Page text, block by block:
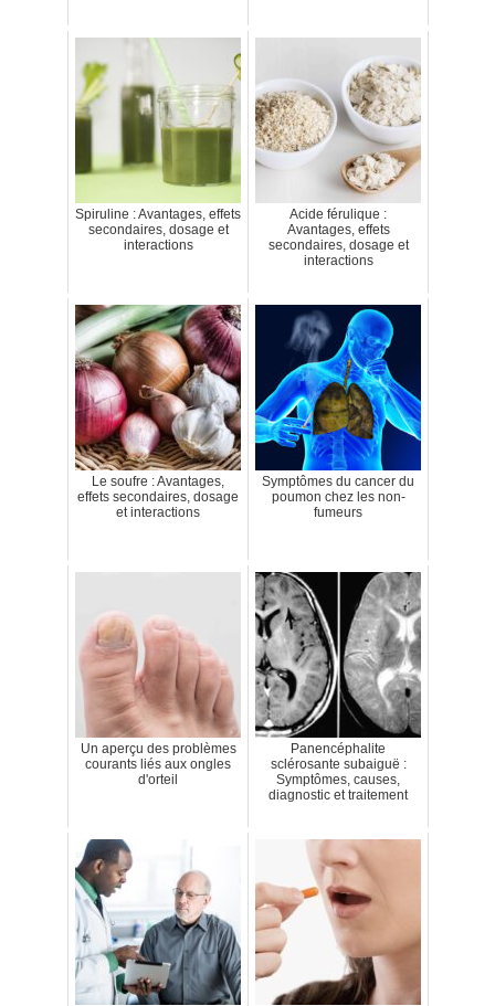
Spiruline : Avantages, effets
secondaires, dosage et
interactions
Acide férulique :
Avantages, effets
secondaires, dosage et
interactions
Le soufre : Avantages,
effets secondaires, dosage
et interactions
Symptômes du cancer du
poumon chez les non-
fumeurs
Un aperçu des problèmes
courants liés aux ongles
d'orteil
Panencéphalite
sclérosante subaiguë :
Symptômes, causes,
diagnostic et traitement